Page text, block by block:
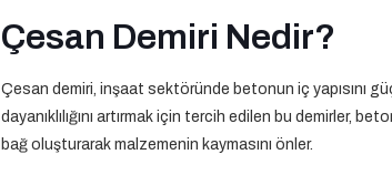
Çesan Demiri Nedir?
Çesan demiri, inşaat sektöründe betonun iç yapısını
dayanıklılığını artırmak için tercih edilen bu demirler,
bağ oluşturarak malzemenin kaymasını önler.